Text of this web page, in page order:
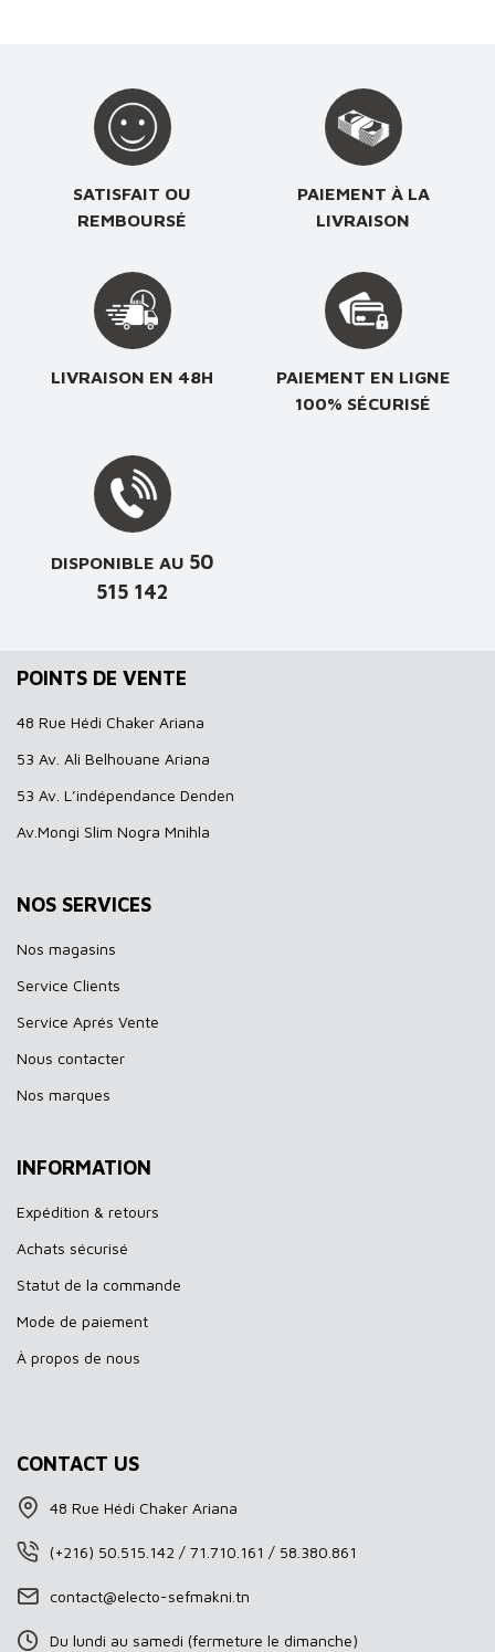
SATISFAIT OU
REMBOURSÉ
PAIEMENT À LA
LIVRAISON
LIVRAISON EN 48H
PAIEMENT EN LIGNE
100% SÉCURISÉ
DISPONIBLE AU 50
515 142
POINTS DE VENTE
48 Rue Hédi Chaker Ariana
53 Av. Ali Belhouane Ariana
53 Av. L’indépendance Denden
Av.Mongi Slim Nogra Mnihla
NOS SERVICES
Nos magasins
Service Clients
Service Aprés Vente
Nous contacter
Nos marques
INFORMATION
Expédition & retours
Achats sécurisé
Statut de la commande
Mode de paiement
À propos de nous
CONTACT US
48 Rue Hédi Chaker Ariana
(+216) 50.515.142 / 71.710.161 / 58.380.861
contact@electo-sefmakni.tn
Du lundi au samedi (fermeture le dimanche)